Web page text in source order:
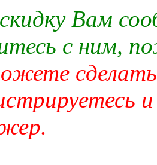
Вам
с ним,
сделать